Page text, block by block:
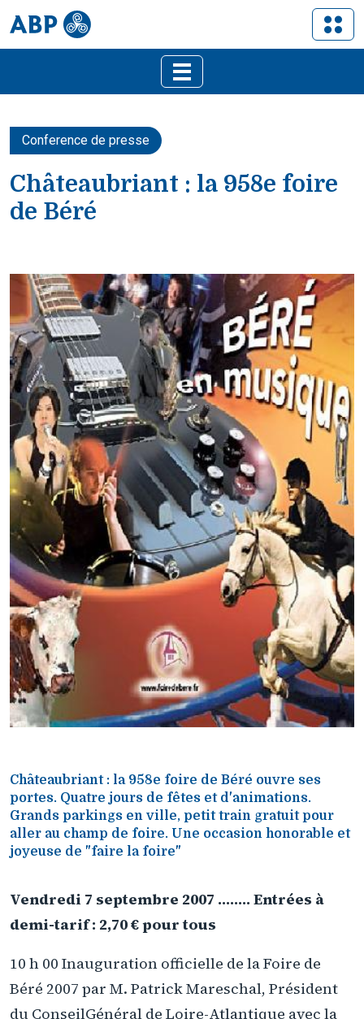
Conference de presse
Châteaubriant : la 958e foire
de Béré
Châteaubriant : la 958e foire de Béré ouvre ses
portes. Quatre jours de fêtes et d'animations.
Grands parkings en ville, petit train gratuit pour
aller au champ de foire. Une occasion honorable et
joyeuse de "faire la foire"
Vendredi 7 septembre 2007 …….. Entrées à
demi-tarif : 2,70 € pour tous
10 h 00 Inauguration officielle de la Foire de
Béré 2007 par M. Patrick Mareschal, Président
du ConseilGénéral de Loire-Atlantique avec la